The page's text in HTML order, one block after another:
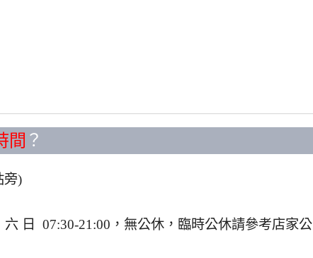
間 ？
旁)
日 07:30-21:00，無公休，臨時公休請參考店家公